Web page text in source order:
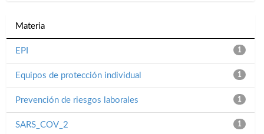
Materia
1
EPI
1
Equipos de protección individual
1
Prevención de riesgos laborales
1
SARS_COV_2